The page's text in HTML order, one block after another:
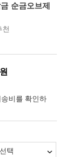
순금오브제
천
원
비를 확인하